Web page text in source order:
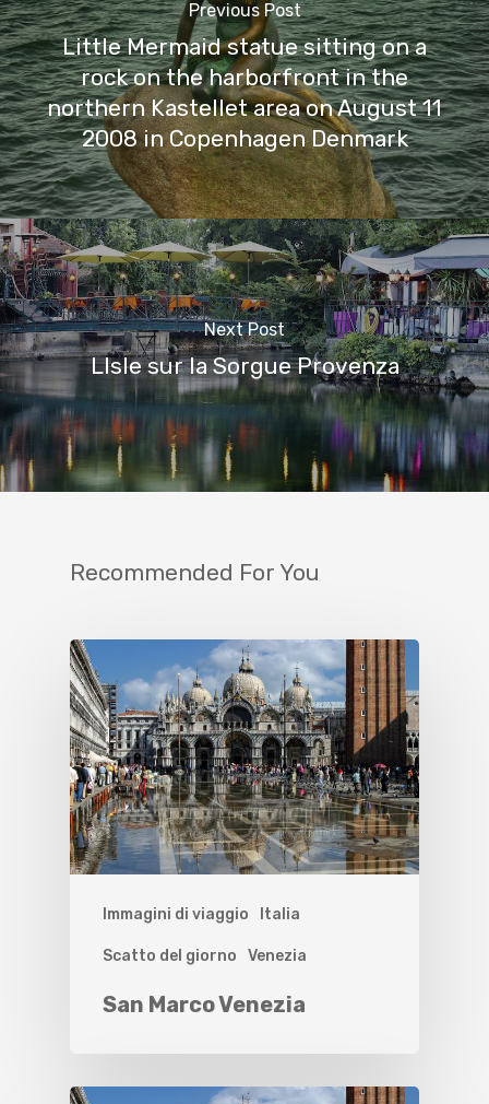
Previous Post
Little Mermaid statue sitting on a
rock on the harborfront in the
northern Kastellet area on August 11
2008 in Copenhagen Denmark
Next Post
LIsle sur la Sorgue Provenza
Recommended For You
Immagini di viaggio Italia
Scatto del giorno Venezia
San Marco Venezia